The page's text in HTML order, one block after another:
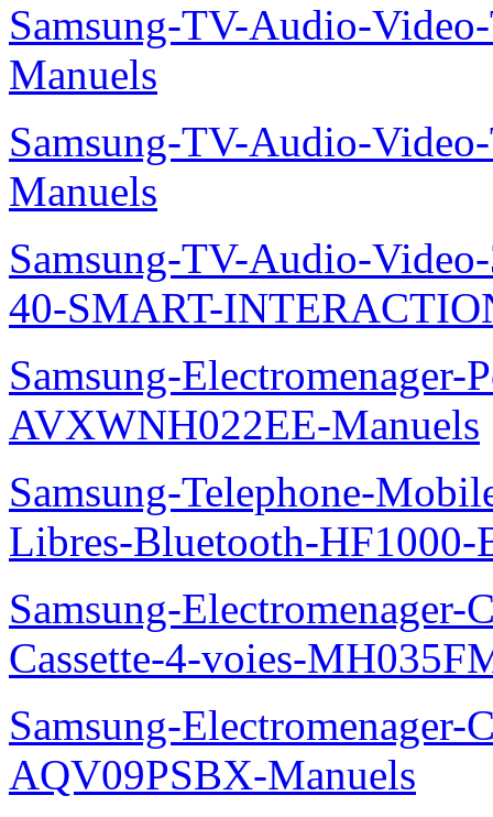
Samsung-TV-Audio-
Manuels
Samsung-TV-Audio-
Manuels
Samsung-TV-Audio-
40-SMART-
Samsung-
AVXWNH022EE-Manuels
Samsung-Telephone-
Libres-Bluetooth-HF1000-
Samsung-Electromenager-
Cassette-4-voies-
Samsung-Electromenager-
AQV09PSBX-Manuels